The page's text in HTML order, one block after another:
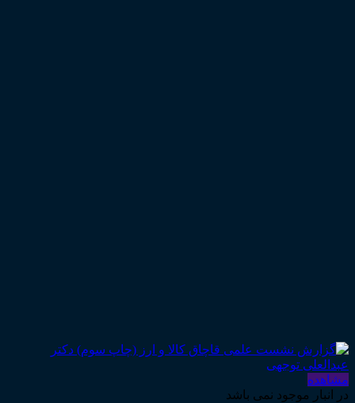
مشاهده
در انبار موجود نمی باشد